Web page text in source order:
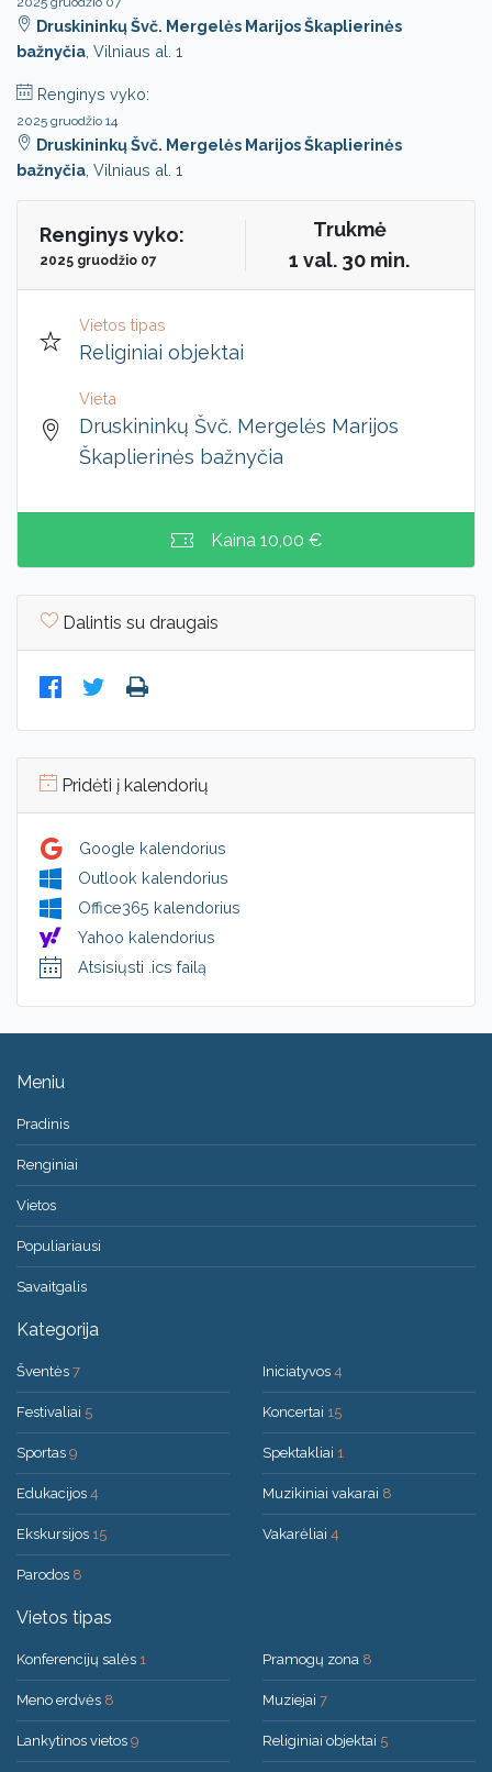
Druskininkų Švč. Mergelės Marijos Škaplierinės
bažnyčia , Vilniaus al. 1
Renginys vyko:
2025 gruodžio 14
Druskininkų Švč. Mergelės Marijos Škaplierinės
bažnyčia , Vilniaus al. 1
Renginys vyko:
2025 gruodžio 07
Trukmė
1 val. 30 min.
Vietos tipas
Religiniai objektai
Vieta
Druskininkų Švč. Mergelės Marijos
Škaplierinės bažnyčia
Kaina 10,00 €
Dalintis su draugais
Pridėti į kalendorių
Google kalendorius
Outlook kalendorius
Office365 kalendorius
Yahoo kalendorius
Atsisiųsti .ics failą
Meniu
Pradinis
Renginiai
Vietos
Populiariausi
Savaitgalis
Kategorija
Šventės 7
Festivaliai 5
Sportas 9
Edukacijos 4
Ekskursijos 15
Parodos 8
Iniciatyvos 4
Koncertai 15
Spektakliai 1
Muzikiniai vakarai 8
Vakarėliai 4
Vietos tipas
Konferencijų salės 1
Meno erdvės 8
Lankytinos vietos 9
Pramogų zona 8
Muziejai 7
Religiniai objektai 5